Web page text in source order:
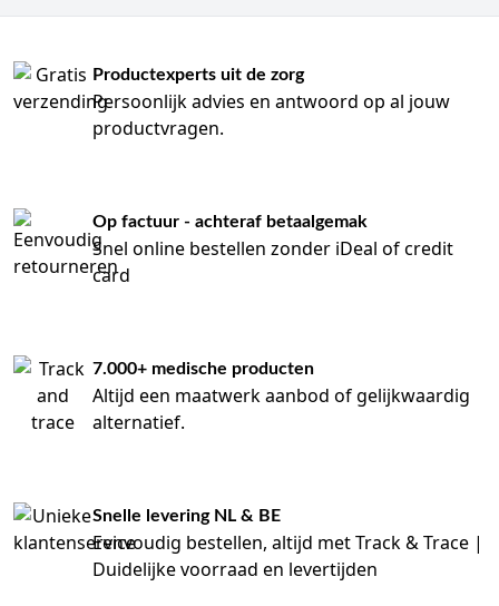
Productexperts uit de zorg
Persoonlijk advies en antwoord op al jouw
productvragen.
Op factuur - achteraf betaalgemak
Snel online bestellen zonder iDeal of credit
card
7.000+ medische producten
Altijd een maatwerk aanbod of gelijkwaardig
alternatief.
Snelle levering NL & BE
Eenvoudig bestellen, altijd met Track & Trace |
Duidelijke voorraad en levertijden